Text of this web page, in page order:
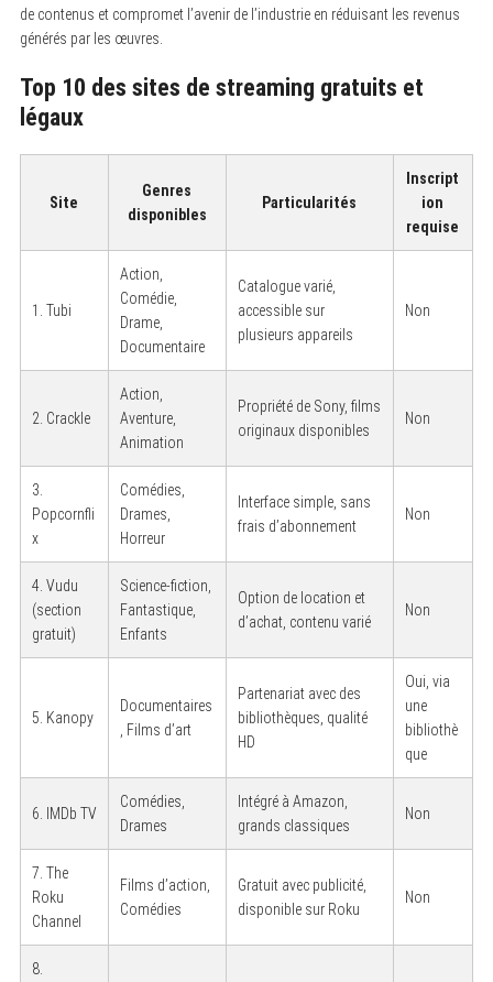
de contenus et compromet l’avenir de l’industrie en réduisant les revenus
générés par les œuvres.
Top 10 des sites de streaming gratuits et
légaux
Site
Genres
disponibles
Particularités
Inscript
ion
requise
1. Tubi
Action,
Comédie,
Drame,
Documentaire
Catalogue varié,
accessible sur
plusieurs appareils
Non
2. Crackle
Action,
Aventure,
Animation
Propriété de Sony, films
originaux disponibles
Non
3.
Popcornfli
x
Comédies,
Drames,
Horreur
Interface simple, sans
frais d’abonnement
Non
4. Vudu
(section
gratuit)
Science-fiction,
Fantastique,
Enfants
Option de location et
d’achat, contenu varié
Non
5. Kanopy
Documentaires
, Films d’art
Partenariat avec des
bibliothèques, qualité
HD
Oui, via
une
bibliothè
que
6. IMDb TV
Comédies,
Drames
Intégré à Amazon,
grands classiques
Non
7. The
Roku
Channel
Films d’action,
Comédies
Gratuit avec publicité,
disponible sur Roku
Non
8.